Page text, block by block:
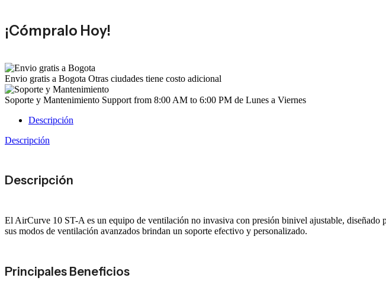
¡Cómpralo Hoy!
Envio gratis a Bogota Otras ciudades tiene costo adicional
Soporte y Mantenimiento Support from 8:00 AM to 6:00 PM de Lunes a Viernes
Descripción
Descripción
Descripción
El AirCurve 10 ST-A es un equipo de ventilación no invasiva con presión binivel ajustable, diseñado
sus modos de ventilación avanzados brindan un soporte efectivo y personalizado.
Principales Beneficios